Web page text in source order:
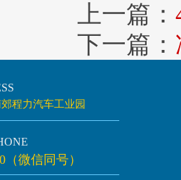
上一篇：
下一篇：
程力汽车工业园
（微信同号）